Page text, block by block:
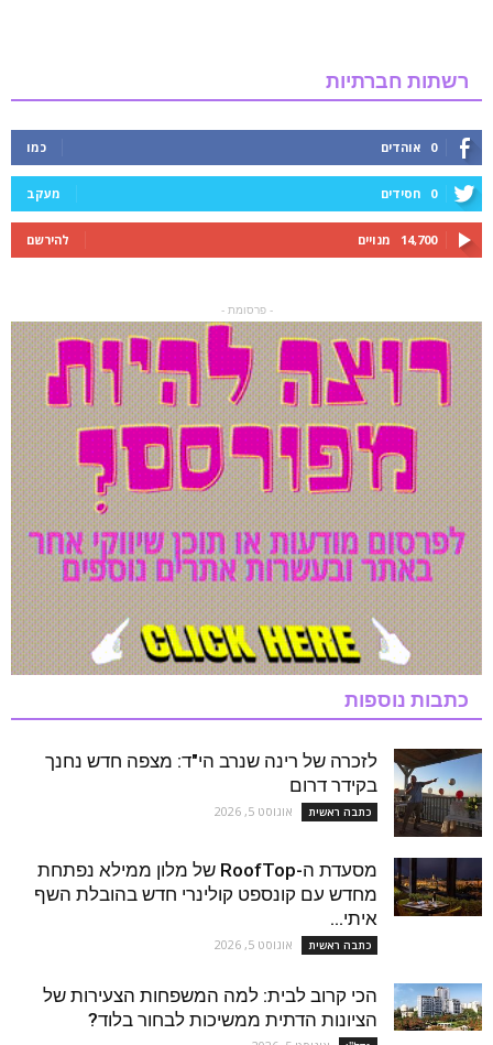
רשתות חברתיות
0 אוהדים כמו
0 חסידים מעקב
14,700 מנויים להירשם
- פרסומת -
כתבות נוספות
לזכרה של רינה שנרב הי"ד: מצפה חדש נחנך
בקידר דרום
כתבה ראשית אוגוסט 5, 2026
מסעדת ה-RoofTop של מלון ממילא נפתחת
מחדש עם קונספט קולינרי חדש בהובלת השף
איתי...
כתבה ראשית אוגוסט 5, 2026
הכי קרוב לבית: למה המשפחות הצעירות של
הציונות הדתית ממשיכות לבחור בלוד?